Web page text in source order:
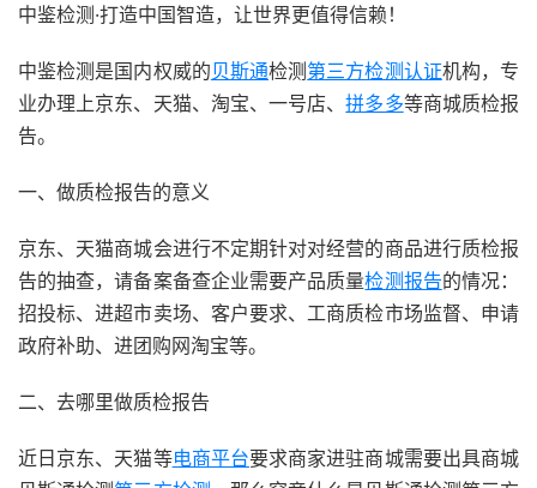
中鉴检测·打造中国智造，让世界更值得信赖！
中鉴检测是国内权威的贝斯通检测第三方检测认证机构，专
业办理上京东、天猫、淘宝、一号店、拼多多等商城质检报
告。
一、做质检报告的意义
京东、天猫商城会进行不定期针对对经营的商品进行质检报
告的抽查，请备案备查企业需要产品质量检测报告的情况：
招投标、进超市卖场、客户要求、工商质检市场监督、申请
政府补助、进团购网淘宝等。
二、去哪里做质检报告
近日京东、天猫等电商平台要求商家进驻商城需要出具商城